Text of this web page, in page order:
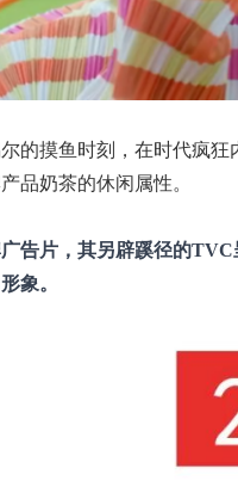
的摸鱼时刻，在时代疯
品奶茶的休闲属性。
告片，其另辟蹊径的
象。